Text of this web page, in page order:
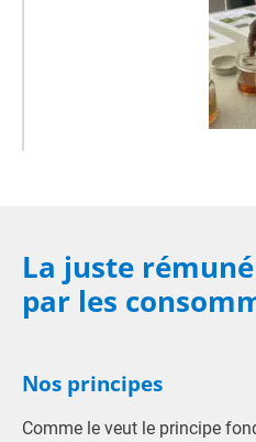
La juste
par les
Nos principes
Comme le veut le principe